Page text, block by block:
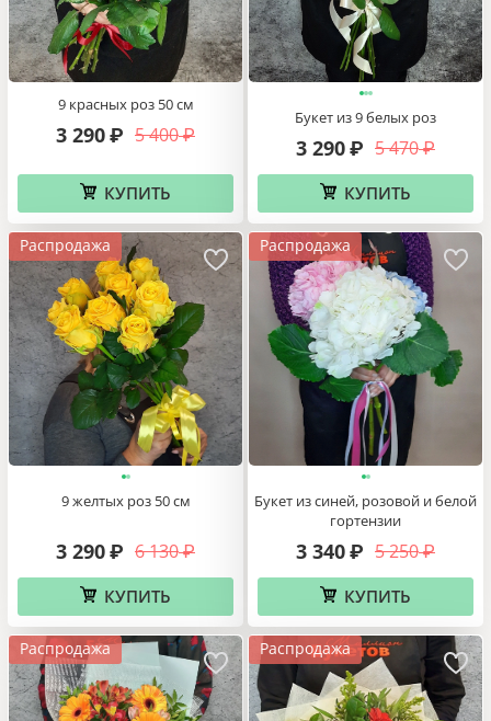
9 красных роз 50 см
5 400 ₽
3 290₽
КУПИТЬ
Букет из 9 белых роз
5 470 ₽
3 290₽
КУПИТЬ
Распродажа
9 желтых роз 50 см
6 130 ₽
3 290₽
КУПИТЬ
Распродажа
Букет из синей, розовой и белой
гортензии
5 250 ₽
3 340₽
КУПИТЬ
Распродажа Распродажа